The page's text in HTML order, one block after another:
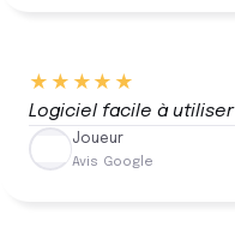
★★★★★
Logiciel facile à utiliser
Joueur
Avis Google